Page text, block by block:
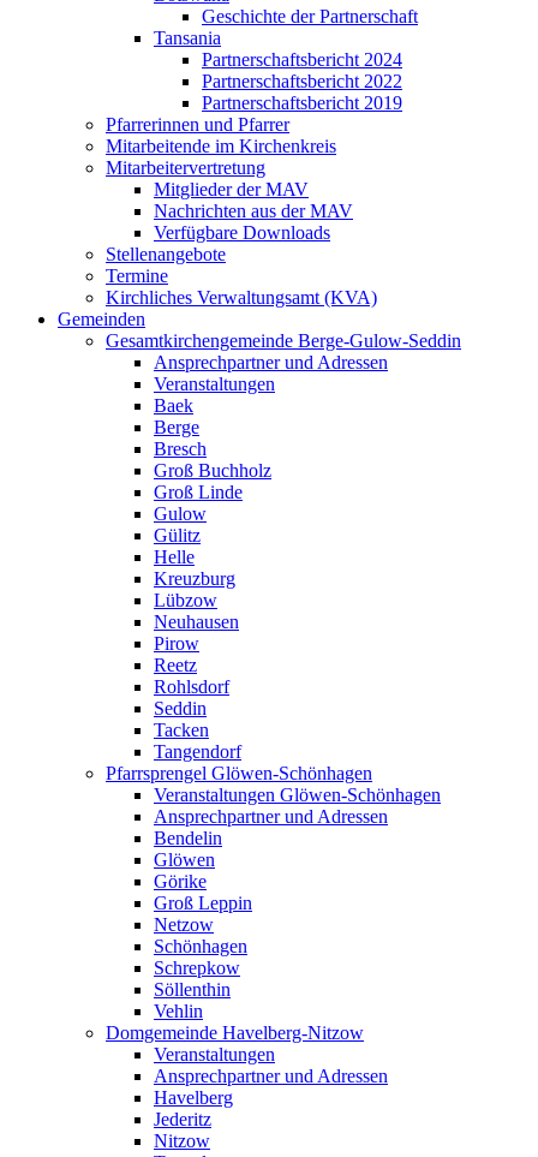
Geschichte der Partnerschaft
Tansania
Partnerschaftsbericht 2024
Partnerschaftsbericht 2022
Partnerschaftsbericht 2019
Pfarrerinnen und Pfarrer
Mitarbeitende im Kirchenkreis
Mitarbeitervertretung
Mitglieder der MAV
Nachrichten aus der MAV
Verfügbare Downloads
Stellenangebote
Termine
Kirchliches Verwaltungsamt (KVA)
Gemeinden
Gesamtkirchengemeinde Berge-Gulow-Seddin
Ansprechpartner und Adressen
Veranstaltungen
Baek
Berge
Bresch
Groß Buchholz
Groß Linde
Gulow
Gülitz
Helle
Kreuzburg
Lübzow
Neuhausen
Pirow
Reetz
Rohlsdorf
Seddin
Tacken
Tangendorf
Pfarrsprengel Glöwen-Schönhagen
Veranstaltungen Glöwen-Schönhagen
Ansprechpartner und Adressen
Bendelin
Glöwen
Görike
Groß Leppin
Netzow
Schönhagen
Schrepkow
Söllenthin
Vehlin
Domgemeinde Havelberg-Nitzow
Veranstaltungen
Ansprechpartner und Adressen
Havelberg
Jederitz
Nitzow